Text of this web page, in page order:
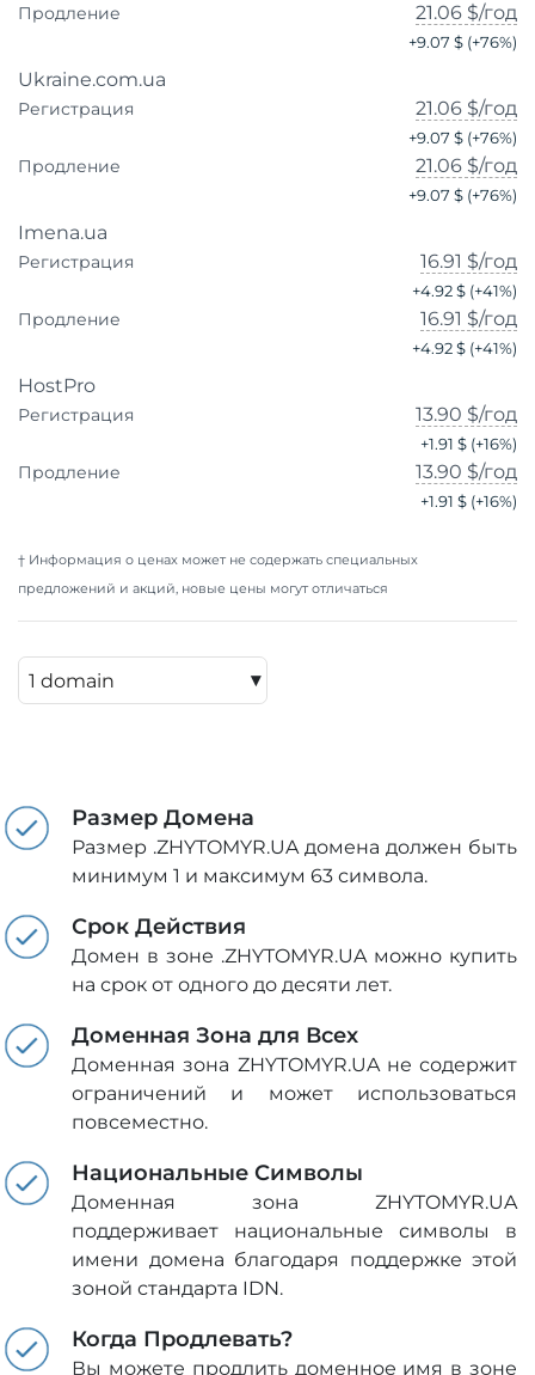
Продление 21.06 $/год
+9.07 $ (+76%)
Ukraine.com.ua
Регистрация 21.06 $/год
+9.07 $ (+76%)
Продление 21.06 $/год
+9.07 $ (+76%)
Imena.ua
Регистрация 16.91 $/год
+4.92 $ (+41%)
Продление 16.91 $/год
+4.92 $ (+41%)
HostPro
Регистрация 13.90 $/год
+1.91 $ (+16%)
Продление 13.90 $/год
+1.91 $ (+16%)
† Информация о ценах может не содержать специальных
предложений и акций, новые цены могут отличаться
▾
Размер Домена
Размер .ZHYTOMYR.UA домена должен быть
минимум 1 и максимум 63 символа.
Срок Действия
Домен в зоне .ZHYTOMYR.UA можно купить
на срок от одного до десяти лет.
Доменная Зона для Всех
Доменная зона ZHYTOMYR.UA не содержит
ограничений и может использоваться
повсеместно.
Национальные Символы
Доменная зона ZHYTOMYR.UA
поддерживает национальные символы в
имени домена благодаря поддержке этой
зоной стандарта IDN.
Когда Продлевать?
Вы можете продлить доменное имя в зоне